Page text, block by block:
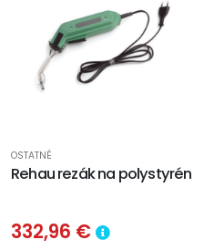
OSTATNÉ
Rehau rezák na polystyrén
332,96 €